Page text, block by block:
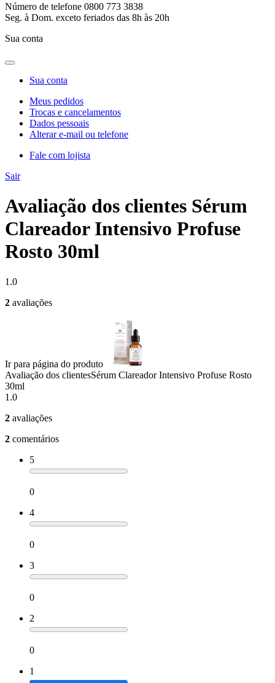
Número de telefone 0800 773 3838
Seg. à Dom. exceto feriados das 8h às 20h
Sua conta
Sua conta
Meus pedidos
Trocas e cancelamentos
Dados pessoais
Alterar e-mail ou telefone
Fale com lojista
Sair
Avaliação dos clientes Sérum
Clareador Intensivo Profuse
Rosto 30ml
1.0
2 avaliações
Ir para página do produto
Avaliação dos clientesSérum Clareador Intensivo Profuse Rosto
30ml
1.0
2 avaliações
2 comentários
5
0
4
0
3
0
2
0
1